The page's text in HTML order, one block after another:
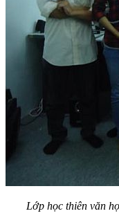
Lớp học thiên văn